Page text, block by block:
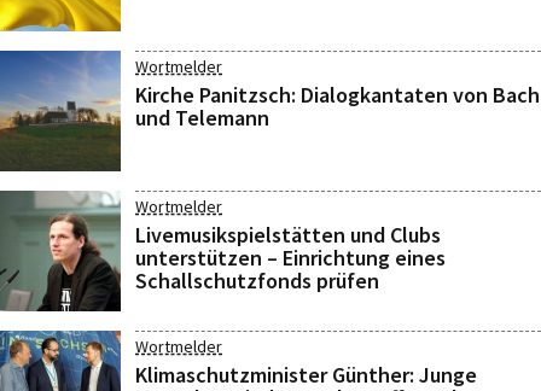
Wortmelder
Kirche Panitzsch: Dialogkantaten von Bach
und Telemann
Wortmelder
Livemusikspielstätten und Clubs
unterstützen – Einrichtung eines
Schallschutzfonds prüfen
Wortmelder
Klimaschutzminister Günther: Junge